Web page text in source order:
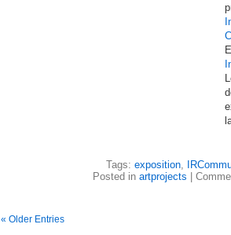
Tags: exposition,
Posted in artprojects
« Older Entries